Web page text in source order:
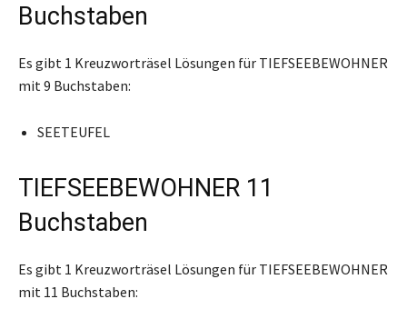
Buchstaben
Es gibt 1 Kreuzworträsel Lösungen für TIEFSEEBEWOHNER
mit 9 Buchstaben:
SEETEUFEL
TIEFSEEBEWOHNER 11
Buchstaben
Es gibt 1 Kreuzworträsel Lösungen für TIEFSEEBEWOHNER
mit 11 Buchstaben: